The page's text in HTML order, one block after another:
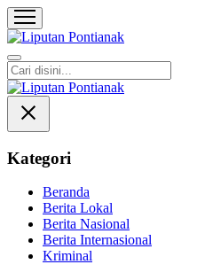
Liputan Pontianak
Berita Terkini dan TerUpdate
Kategori
Beranda
Berita Lokal
Berita Nasional
Berita Internasional
Kriminal